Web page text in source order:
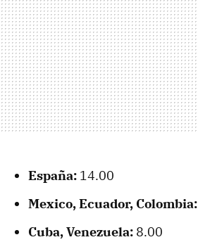
España: 14.00
Mexico, Ecuador, Colombia:
Cuba, Venezuela: 8.00